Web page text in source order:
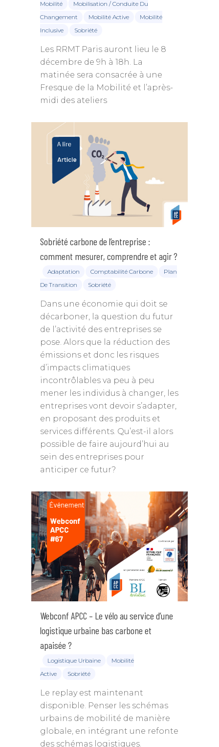
Mobilité
Mobilisation / Conduite Du
Changement
Mobilité Active
Mobilité
Inclusive
Sobriété
Les RRMT Paris auront lieu le 8
décembre de 9h à 18h. La
matinée sera consacrée à une
Fresque de la Mobilité et l’après-
midi des ateliers
Sobriété carbone de l’entreprise :
comment mesurer, comprendre et agir ?
Adaptation Comptabilité Carbone
Plan
De Transition
Sobriété
Dans une économie qui doit se
décarboner, la question du futur
de l’activité des entreprises se
pose. Alors que la réduction des
émissions et donc les risques
d’impacts climatiques
incontrôlables va peu à peu
mener les individus à changer, les
entreprises vont devoir s’adapter,
en proposant des produits et
services différents. Qu’est-il alors
possible de faire aujourd’hui au
sein des entreprises pour
anticiper ce futur?
Webconf APCC – Le vélo au service d’une
logistique urbaine bas carbone et
apaisée ?
Logistique Urbaine
Mobilité
Active
Sobriété
Le replay est maintenant
disponible. Penser les schémas
urbains de mobilité de manière
globale, en intégrant une refonte
des schémas logistiques.